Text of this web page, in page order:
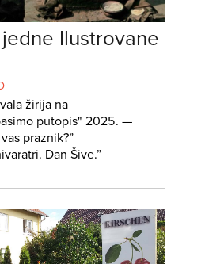
Ilustrovane
žirija na
putopis" 2025. —
praznik?”
Dan Šive.”